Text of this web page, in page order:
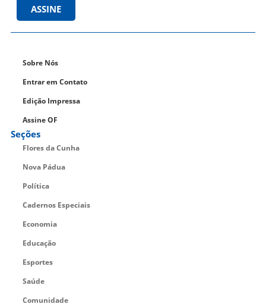
ASSINE
Sobre Nós
Entrar em Contato
Edição Impressa
Assine OF
Seções
Flores da Cunha
Nova Pádua
Política
Cadernos Especiais
Economia
Educação
Esportes
Saúde
Comunidade